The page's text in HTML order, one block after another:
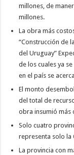
millones, de
millones.
La obra más
“Construcción de
del Uruguay”
de los cuales ya
en el país se
El monto
del total de
obra insumió más
Solo cuatro
representa solo la
La provincia con